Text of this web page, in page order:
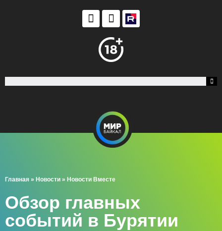
Главная » Новости » Новости Вместе
Обзор главных
событий в Бурятии